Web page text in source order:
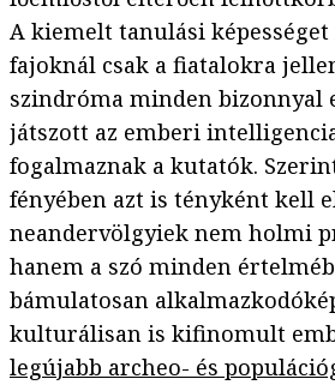
A kiemelt tanulási képességet
fajoknál csak a fiatalokra
szindróma minden bizonnyal
játszott az emberi
fogalmaznak a kutatók.
fényében azt is tényként kell
neandervölgyiek nem holmi
hanem a szó minden
bámulatosan
kulturálisan is kifinomult
legújabb archeo- és